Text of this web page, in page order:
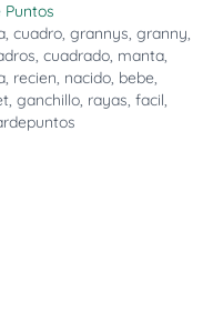
Puntos
, cuadro, grannys, granny,
, cuadrado, manta,
, recien, nacido, bebe,
, ganchillo, rayas, facil,